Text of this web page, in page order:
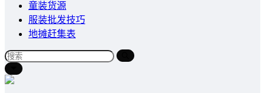
童装货源
服装批发技巧
地摊赶集表